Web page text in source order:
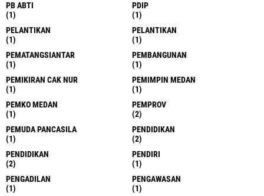
PB ABTI
(1)
PDIP
(1)
PELANTIKAN
(1)
PELANTIKAN
(1)
PEMATANGSIANTAR
(1)
PEMBANGUNAN
(1)
PEMIKIRAN CAK NUR
(1)
PEMIMPIN MEDAN
(1)
PEMKO MEDAN
(1)
PEMPROV
(2)
PEMUDA PANCASILA
(1)
PENDIDIKAN
(2)
PENDIDIKAN
(2)
PENDIRI
(1)
PENGADILAN
(1)
PENGAWASAN
(1)